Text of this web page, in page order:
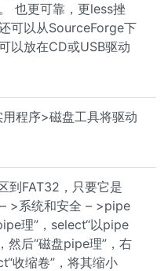
也更可靠，更less挫
可以从SourceForge下
以放在CD或USB驱动
程序>磁盘工具将驱动
到FAT32，只要它是
>系统和安全 – >pipe
理”，select“以pipe
然后“磁盘pipe理”，右
收缩卷”，将其缩小